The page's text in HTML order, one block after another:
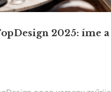
2025: íme a